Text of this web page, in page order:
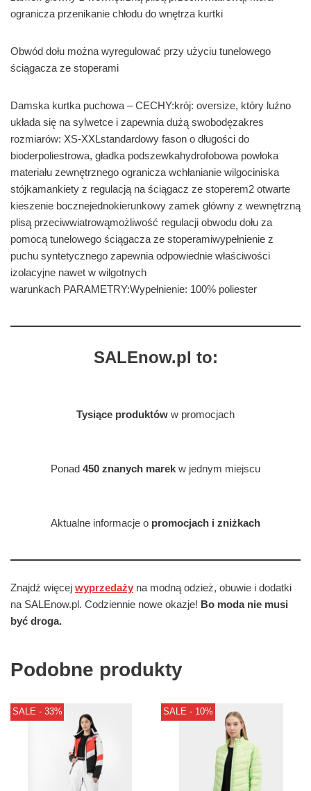
ogranicza przenikanie chłodu do wnętrza kurtki
Obwód dołu można wyregulować przy użyciu tunelowego
ściągacza ze stoperami
Damska kurtka puchowa – CECHY:krój: oversize, który luźno
układa się na sylwetce i zapewnia dużą swobodęzakres
rozmiarów: XS-XXLstandardowy fason o długości do
bioderpoliestrowa, gładka podszewkahydrofobowa powłoka
materiału zewnętrznego ogranicza wchłanianie wilgociniska
stójkamankiety z regulacją na ściągacz ze stoperem2 otwarte
kieszenie bocznejednokierunkowy zamek główny z wewnętrzną
plisą przeciwwiatrowąmożliwość regulacji obwodu dołu za
pomocą tunelowego ściągacza ze stoperamiwypełnienie z
puchu syntetycznego zapewnia odpowiednie właściwości
izolacyjne nawet w wilgotnych
warunkach PARAMETRY:Wypełnienie: 100% poliester
SALEnow.pl to:
Tysiące produktów w promocjach
Ponad 450 znanych marek w jednym miejscu
Aktualne informacje o promocjach i zniżkach
Znajdź więcej wyprzedaży na modną odzież, obuwie i dodatki
na SALEnow.pl. Codziennie nowe okazje! Bo moda nie musi
być droga.
Podobne produkty
SALE - 33% SALE - 10%